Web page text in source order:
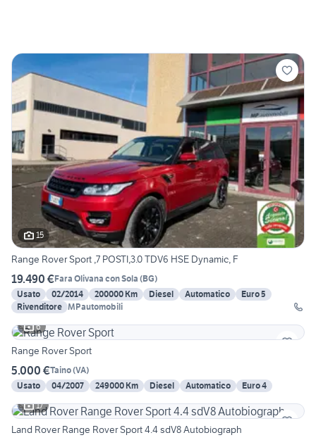
15
Range Rover Sport ,7 POSTI,3.0 TDV6 HSE Dynamic, F
19.490 €Fara Olivana con Sola (BG)
Usato
02/2014 200000 Km Diesel Automatico
Euro 5
Rivenditore MPautomobili
6
Range Rover Sport
5.000 €Taino(VA)
Usato
04/2007 249000 Km Diesel Automatico
Euro 4
17
Land Rover Range Rover Sport 4.4 sdV8 Autobiograph